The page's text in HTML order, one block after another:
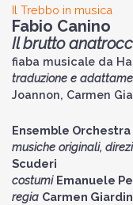
Il Trebbo in musica
Fabio Canino
Il brutto
fiaba musicale da
traduzione e
Joannon, Carmen
Ensemble
musiche originali,
Scuderi
costumi Emanuele
regia Carmen